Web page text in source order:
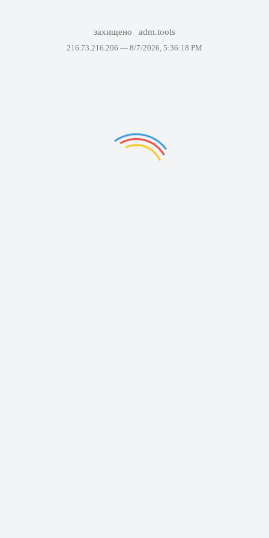
захищено adm.tools
216.73.216.206 — 8/7/2026, 5:36:18 PM